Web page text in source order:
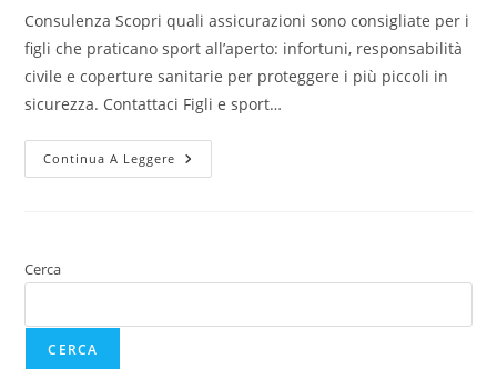
Consulenza Scopri quali assicurazioni sono consigliate per i
figli che praticano sport all’aperto: infortuni, responsabilità
civile e coperture sanitarie per proteggere i più piccoli in
sicurezza. Contattaci Figli e sport…
Continua A Leggere
Cerca
CERCA